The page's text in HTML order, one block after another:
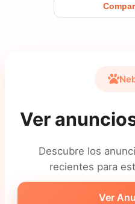
Ver
Descubre los
recientes para
Ver